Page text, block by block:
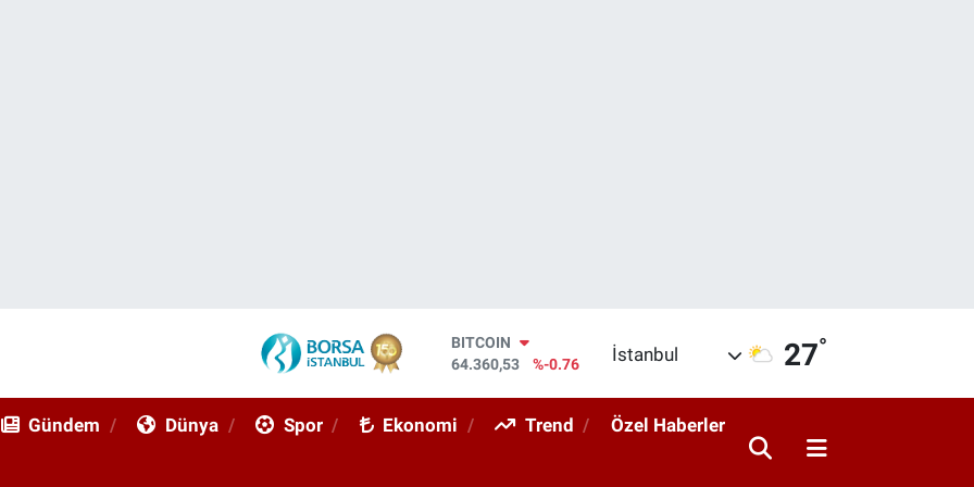
BITCOIN
64.360,53
%-0.76
EURO
İstanbul 27°
Gündem Dünya Spor Ekonomi Trend Özel Haberler